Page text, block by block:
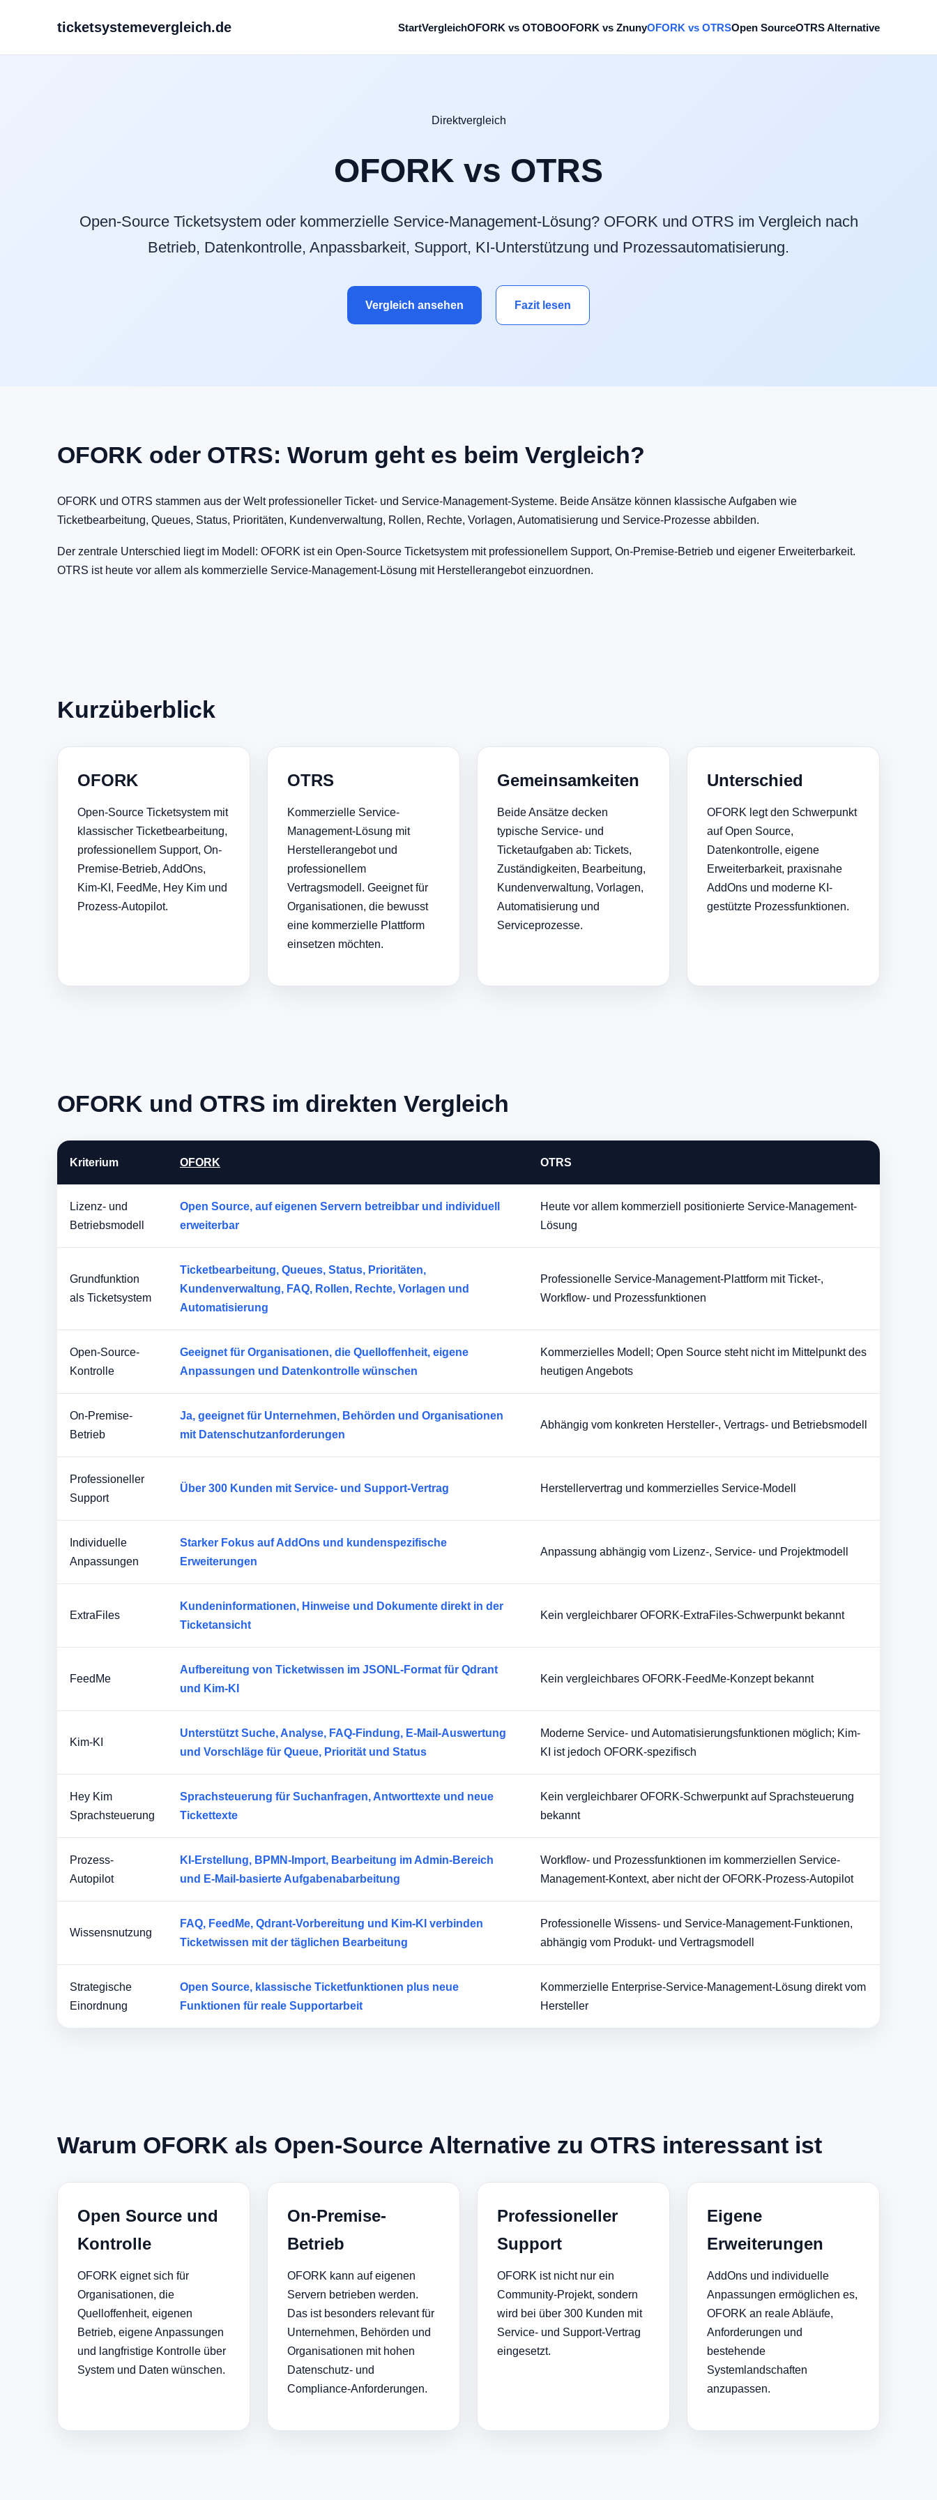
ticketsystemevergleich.de StartVergleichOFORK vs OTOBOOFORK vs ZnunyOFORK vs OTRSOpen SourceOTRS Alternative
Direktvergleich
OFORK vs OTRS
Open-Source Ticketsystem oder kommerzielle Service-Management-Lösung? OFORK und OTRS im Vergleich nach
Betrieb, Datenkontrolle, Anpassbarkeit, Support, KI-Unterstützung und Prozessautomatisierung.
Vergleich ansehen Fazit lesen
OFORK oder OTRS: Worum geht es beim Vergleich?
OFORK und OTRS stammen aus der Welt professioneller Ticket- und Service-Management-Systeme. Beide Ansätze können klassische Aufgaben wie
Ticketbearbeitung, Queues, Status, Prioritäten, Kundenverwaltung, Rollen, Rechte, Vorlagen, Automatisierung und Service-Prozesse abbilden.
Der zentrale Unterschied liegt im Modell: OFORK ist ein Open-Source Ticketsystem mit professionellem Support, On-Premise-Betrieb und eigener Erweiterbarkeit.
OTRS ist heute vor allem als kommerzielle Service-Management-Lösung mit Herstellerangebot einzuordnen.
Kurzüberblick
OFORK
Open-Source Ticketsystem mit
klassischer Ticketbearbeitung,
professionellem Support, On-
Premise-Betrieb, AddOns,
Kim-KI, FeedMe, Hey Kim und
Prozess-Autopilot.
OTRS
Kommerzielle Service-
Management-Lösung mit
Herstellerangebot und
professionellem
Vertragsmodell. Geeignet für
Organisationen, die bewusst
eine kommerzielle Plattform
einsetzen möchten.
Gemeinsamkeiten
Beide Ansätze decken
typische Service- und
Ticketaufgaben ab: Tickets,
Zuständigkeiten, Bearbeitung,
Kundenverwaltung, Vorlagen,
Automatisierung und
Serviceprozesse.
Unterschied
OFORK legt den Schwerpunkt
auf Open Source,
Datenkontrolle, eigene
Erweiterbarkeit, praxisnahe
AddOns und moderne KI-
gestützte Prozessfunktionen.
OFORK und OTRS im direkten Vergleich
Kriterium OFORK OTRS
Lizenz- und
Betriebsmodell
Open Source, auf eigenen Servern betreibbar und individuell
erweiterbar
Heute vor allem kommerziell positionierte Service-Management-
Lösung
Grundfunktion
als Ticketsystem
Ticketbearbeitung, Queues, Status, Prioritäten,
Kundenverwaltung, FAQ, Rollen, Rechte, Vorlagen und
Automatisierung
Professionelle Service-Management-Plattform mit Ticket-,
Workflow- und Prozessfunktionen
Open-Source-
Kontrolle
Geeignet für Organisationen, die Quelloffenheit, eigene
Anpassungen und Datenkontrolle wünschen
Kommerzielles Modell; Open Source steht nicht im Mittelpunkt des
heutigen Angebots
On-Premise-
Betrieb
Ja, geeignet für Unternehmen, Behörden und Organisationen
mit Datenschutzanforderungen
Abhängig vom konkreten Hersteller-, Vertrags- und Betriebsmodell
Professioneller
Support
Über 300 Kunden mit Service- und Support-Vertrag Herstellervertrag und kommerzielles Service-Modell
Individuelle
Anpassungen
Starker Fokus auf AddOns und kundenspezifische
Erweiterungen
Anpassung abhängig vom Lizenz-, Service- und Projektmodell
ExtraFiles
Kundeninformationen, Hinweise und Dokumente direkt in der
Ticketansicht
Kein vergleichbarer OFORK-ExtraFiles-Schwerpunkt bekannt
FeedMe
Aufbereitung von Ticketwissen im JSONL-Format für Qdrant
und Kim-KI
Kein vergleichbares OFORK-FeedMe-Konzept bekannt
Kim-KI
Unterstützt Suche, Analyse, FAQ-Findung, E-Mail-Auswertung
und Vorschläge für Queue, Priorität und Status
Moderne Service- und Automatisierungsfunktionen möglich; Kim-
KI ist jedoch OFORK-spezifisch
Hey Kim
Sprachsteuerung
Sprachsteuerung für Suchanfragen, Antworttexte und neue
Tickettexte
Kein vergleichbarer OFORK-Schwerpunkt auf Sprachsteuerung
bekannt
Prozess-
Autopilot
KI-Erstellung, BPMN-Import, Bearbeitung im Admin-Bereich
und E-Mail-basierte Aufgabenabarbeitung
Workflow- und Prozessfunktionen im kommerziellen Service-
Management-Kontext, aber nicht der OFORK-Prozess-Autopilot
Wissensnutzung
FAQ, FeedMe, Qdrant-Vorbereitung und Kim-KI verbinden
Ticketwissen mit der täglichen Bearbeitung
Professionelle Wissens- und Service-Management-Funktionen,
abhängig vom Produkt- und Vertragsmodell
Strategische
Einordnung
Open Source, klassische Ticketfunktionen plus neue
Funktionen für reale Supportarbeit
Kommerzielle Enterprise-Service-Management-Lösung direkt vom
Hersteller
Warum OFORK als Open-Source Alternative zu OTRS interessant ist
Open Source und
Kontrolle
OFORK eignet sich für
Organisationen, die
Quelloffenheit, eigenen
Betrieb, eigene Anpassungen
und langfristige Kontrolle über
System und Daten wünschen.
On-Premise-
Betrieb
OFORK kann auf eigenen
Servern betrieben werden.
Das ist besonders relevant für
Unternehmen, Behörden und
Organisationen mit hohen
Datenschutz- und
Compliance-Anforderungen.
Professioneller
Support
OFORK ist nicht nur ein
Community-Projekt, sondern
wird bei über 300 Kunden mit
Service- und Support-Vertrag
eingesetzt.
Eigene
Erweiterungen
AddOns und individuelle
Anpassungen ermöglichen es,
OFORK an reale Abläufe,
Anforderungen und
bestehende
Systemlandschaften
anzupassen.